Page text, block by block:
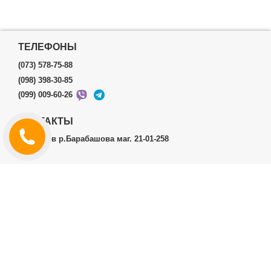
ТЕЛЕФОНЫ
(073) 578-75-88
(098) 398-30-85
(099) 009-60-26
КОНТАКТЫ
г.Харьков р.Барабашова маг. 21-01-258